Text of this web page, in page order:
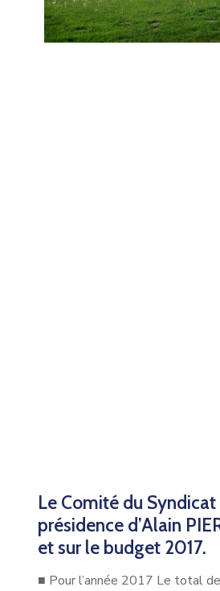
Le Comité du
présidence d’Alain
et sur le budget 2017.
■ Pour l’année 2017 Le total